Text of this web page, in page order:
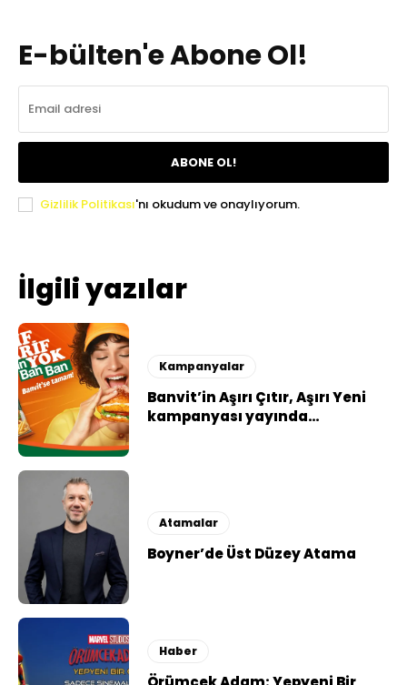
E-bülten'e Abone Ol!
ABONE OL!
Gizlilik Politikası'nı okudum ve onaylıyorum.
İlgili yazılar
Kampanyalar
Banvit’in Aşırı Çıtır, Aşırı Yeni
kampanyası yayında…
Atamalar
Boyner’de Üst Düzey Atama
Haber